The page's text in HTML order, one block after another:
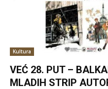
Kultura
VEĆ 28. PUT –
MLADIH STRIP